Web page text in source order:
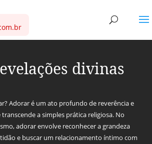
divinas
Adorar é um ato profundo de reverência e
a simples prática religiosa. No
adorar envolve reconhecer a grandeza
e buscar um relacionamento íntimo com